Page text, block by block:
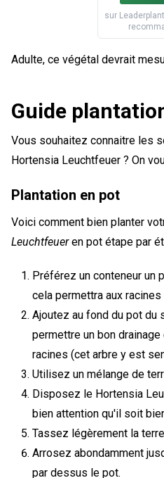
sur
Adulte, ce végétal devrait
Guide
Vous souhaitez connaitre les
Hortensia Leuchtfeuer ? On
Plantation en pot
Voici comment bien planter
Leuchtfeueren pot étape par
Préférez un conteneur un
cela permettra aux
Ajoutez au fond du pot du
permettre un bon
racines (cet arbre y est
Utilisez un mélange de
Disposez le Hortensia
bien attention qu'il soit
Tassez légèrement la
Arrosez abondamment
par dessus le pot.